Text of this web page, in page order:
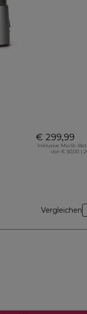
€ 299,99
Inklusive MwSt.-
von € 50,00 (
Vergleichen